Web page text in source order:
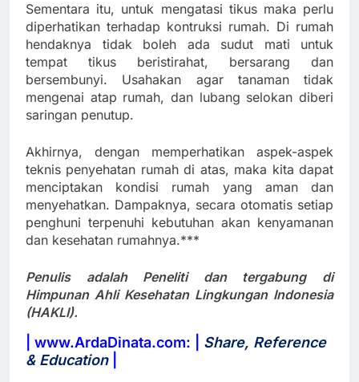
Sementara itu, untuk mengatasi tikus maka perlu
diperhatikan terhadap kontruksi rumah. Di rumah
hendaknya tidak boleh ada sudut mati untuk
tempat tikus beristirahat, bersarang dan
bersembunyi. Usahakan agar tanaman tidak
mengenai atap rumah, dan lubang selokan diberi
saringan penutup.
Akhirnya, dengan memperhatikan aspek-aspek
teknis penyehatan rumah di atas, maka kita dapat
menciptakan kondisi rumah yang aman dan
menyehatkan. Dampaknya, secara otomatis setiap
penghuni terpenuhi kebutuhan akan kenyamanan
dan kesehatan rumahnya.***
Penulis adalah Peneliti dan tergabung di
Himpunan Ahli Kesehatan Lingkungan Indonesia
(HAKLI).
| www.ArdaDinata.com: | Share, Reference
& Education|